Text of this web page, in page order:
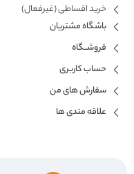
خرید اقساطی (غیرفعال)
باشگاه مشتریان
فروشــگاه
حساب کاربری
سفارش های من
علاقه مندی ها